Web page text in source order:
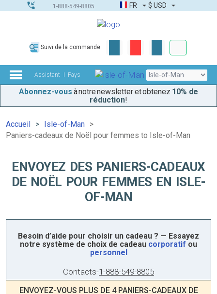
1-888-549-8805 FR $ USD
Suivi de la commande
Assistant Pays
Abonnez-vous à notre newsletter et obtenez 10% de
réduction!
Accueil
Isle-of-Man
Paniers-cadeaux de Noël pour femmes to Isle-of-Man
ENVOYEZ DES PANIERS-CADEAUX
DE NOËL POUR FEMMES EN ISLE-
OF-MAN
Besoin d’aide pour choisir un cadeau ? — Essayez
notre système de choix de cadeau corporatif ou
personnel
Contacts-1-888-549-8805
ENVOYEZ-VOUS PLUS DE 4 PANIERS-CADEAUX DE